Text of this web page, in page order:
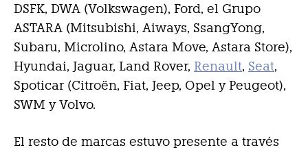
DSFK, DWA (Volkswagen), Ford, el Grupo
ASTARA (Mitsubishi, Aiways, SsangYong,
Subaru, Microlino, Astara Move, Astara Store),
Hyundai, Jaguar, Land Rover, Renault, Seat,
Spoticar (Citroën, Fiat, Jeep, Opel y Peugeot),
SWM y Volvo.
El resto de marcas estuvo presente a través